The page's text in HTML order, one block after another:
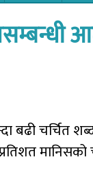
बढी चर्चित
मानिसको